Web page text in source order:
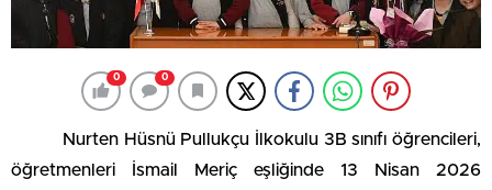
0 0
Nurten Hüsnü Pullukçu İlkokulu 3B sınıfı öğrencileri,
öğretmenleri İsmail Meriç eşliğinde 13 Nisan 2026